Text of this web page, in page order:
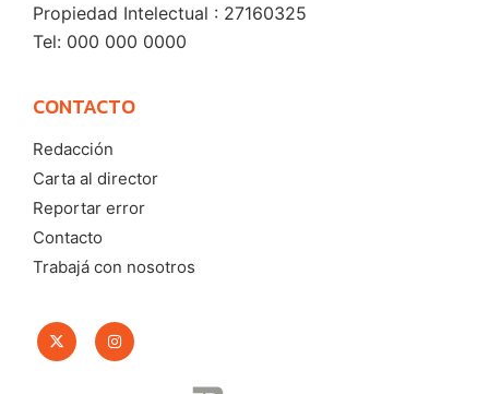
Propiedad Intelectual : 27160325
Tel: 000 000 0000
CONTACTO
Redacción
Carta al director
Reportar error
Contacto
Trabajá con nosotros